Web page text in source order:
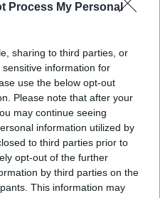
Process My Personal
sharing to third parties, or
information for
use the below opt-out
Please note that after your
may continue seeing
information utilized by
to third parties prior to
opt-out of the further
by third parties on the
This information may
på Vi Bilägares
hör du
Carl Hempel, Anders
Svärd, Erik
Medverkar